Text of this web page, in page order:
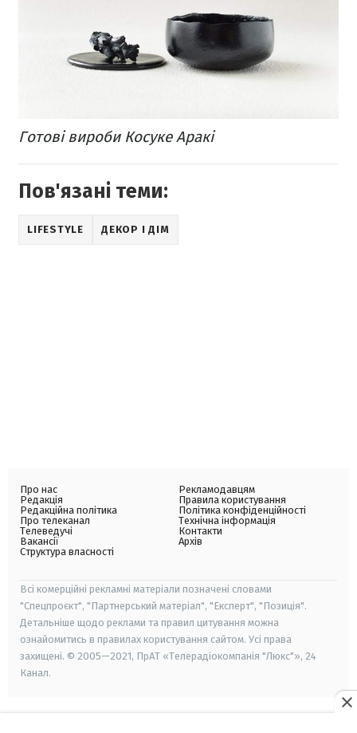
Готові вироби Косуке Аракі
Пов'язані теми:
LIFESTYLE ДЕКОР І ДІМ
Про нас
Редакція
Редакційна політика
Про телеканал
Телеведучі
Вакансії
Структура власності
Рекламодавцям
Правила користування
Політика конфіденційності
Технічна інформація
Контакти
Архів
Всі комерційні рекламні матеріали позначені словами
"Спецпроєкт", "Партнерський матеріал", "Експерт", "Позиція".
Детальніше щодо реклами та правил цитування можна
ознайомитись в правилах користування сайтом. Усі права
захищені. © 2005—2021, ПрАТ «Телерадіокомпанія "Люкс"», 24
Канал.